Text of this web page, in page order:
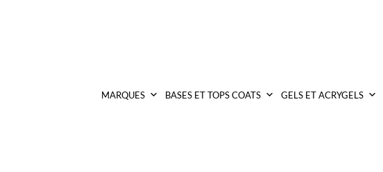
MARQUES BASES ET TOPS COATS GELS ET ACRYGELS